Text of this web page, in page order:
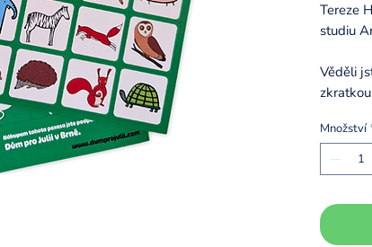
Tereze
studiu
Věděli
Množství